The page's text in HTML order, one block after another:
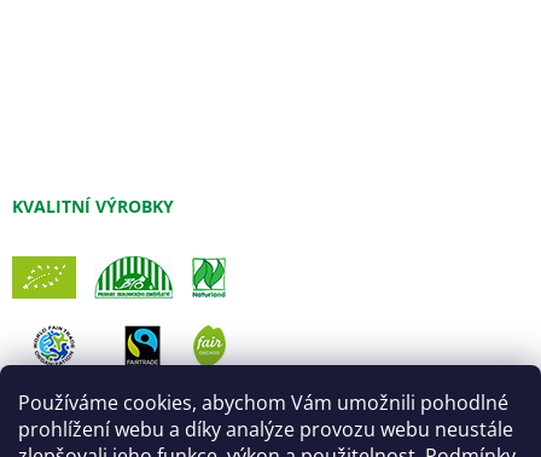
Používáme cookies, abychom Vám umožnili pohodlné
prohlížení webu a díky analýze provozu webu neustále
KVALITNÍ VÝROBKY